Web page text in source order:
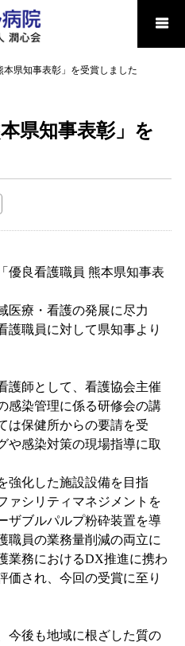
本県知事表彰」を受賞しました
県知事表彰」を
優良看護職員 熊本県知事表
医療・看護の発展に尽力
護職員に対して県知事より
護師として、看護協会主催
感染管理に係る研修会の講
は保健所からの要請を受
や感染対策の現場指導に取
強化した施設設備を目指
ァシリティマネジメントを
ザブルパルプ粉砕装置を導
職員の業務量削減の両立に
業務におけるDX推進に携わ
価され、今回の受賞に至り
今後も地域に根ざした質の